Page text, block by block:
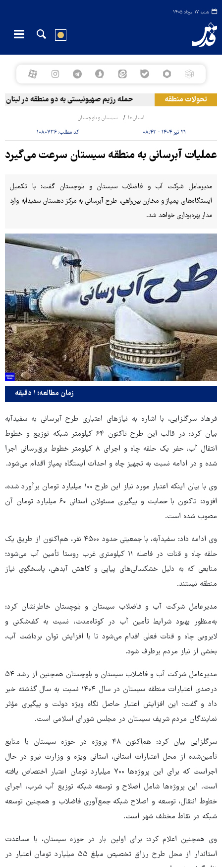
شنبه ۱۷ مرداد ۱۴۰۵
تحولات منطقه حمله رژیم صهیونیستی به دو منطقه در لبنان
استان‌ها سیستان و بلوچستان
۲۱ تیر ۱۴۰۴ - ۰۸:۴۲ کد مطلب: ۱۰۸۰۷۳۶
عملیات آبرسانی به منطقه سیستان سرعت می‌گیرد
مدیرعامل شرکت آب و فاضلاب سیستان و بلوچستان گفت: با تکمیل
ایستگاه‌های پمپاژ و مخازن بین‌راهی، طرح آبرسانی به مرکز دهستان سفیدابه وارد
مدار بهره‌برداری خواهد شد.
زمان مطالعه: ۱ دقیقه
فرهاد سرگلزایی، با اشاره به نیازهای اعتباری طرح آبرسانی به سفیدآبه
بیان کرد: در قالب این طرح تاکنون ۶۴ کیلومتر شبکه توزیع و خطوط
انتقال آب، حفر یک حلقه چاه و اجرای ۸ کیلومتر خطوط برق‌رسانی اجرا
شده و در ادامه نسبت به تجهیز چاه و احداث ایستگاه پمپاژ اقدام می‌شود.
وی با بیان اینکه اعتبار مورد نیاز این طرح ۱۰۰ میلیارد تومان برآورد شده،
افزود: تاکنون با حمایت و پیگیری مسئولان استانی ۶۰ میلیارد تومان آن
مصوب شده است.
وی ادامه داد: سفیدآبه، با جمعیتی حدود ۴۵۰۰ نفر، هم‌اکنون از طریق یک
حلقه چاه و قنات در فاصله ۱۱ کیلومتری غرب روستا تأمین آب می‌شود؛
منابعی که به دلیل خشکسالی‌های پیاپی و کاهش آبدهی، پاسخگوی نیاز
منطقه نیستند.
مدیرعامل شرکت آب و فاضلاب سیستان و بلوچستان خاطرنشان کرد:
به‌منظور بهبود شرایط تأمین آب در کوتاه‌مدت، نسبت به کف‌شکنی و
لایروبی چاه و قنات فعلی اقدام می‌شود تا با افزایش توان برداشت آب،
بخشی از نیاز مردم برطرف شود.
مدیرعامل شرکت آب و فاضلاب سیستان و بلوچستان همچنین از رشد ۵۴
درصدی اعتبارات منطقه سیستان در سال ۱۴۰۴ نسبت به سال گذشته خبر
داد و گفت: این افزایش اعتبار حاصل نگاه ویژه دولت و پیگیری مؤثر
نمایندگان مردم شریف سیستان در مجلس شورای اسلامی است.
سرگلزایی بیان کرد: هم‌اکنون ۴۸ پروژه در حوزه سیستان با منابع
تأمین‌شده از محل اعتبارات استانی، استانی ویژه و وزارت نیرو در حال
اجراست که برای این پروژه‌ها ۷۰۰ میلیارد تومان اعتبار اختصاص یافته
است. این پروژه‌ها شامل اصلاح و توسعه شبکه توزیع آب شرب، اجرای
خطوط انتقال، توسعه و اصلاح شبکه جمع‌آوری فاضلاب و همچنین توسعه
شبکه در نقاط مختلف شهر است.
وی همچنین اعلام کرد: برای اولین بار در حوزه سیستان، با مساعدت
استاندار از محل طرح رزاق تخصیص مبلغ ۵۵ میلیارد تومان اعتبار در